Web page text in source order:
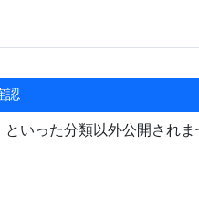
認
いった分類以外公開され